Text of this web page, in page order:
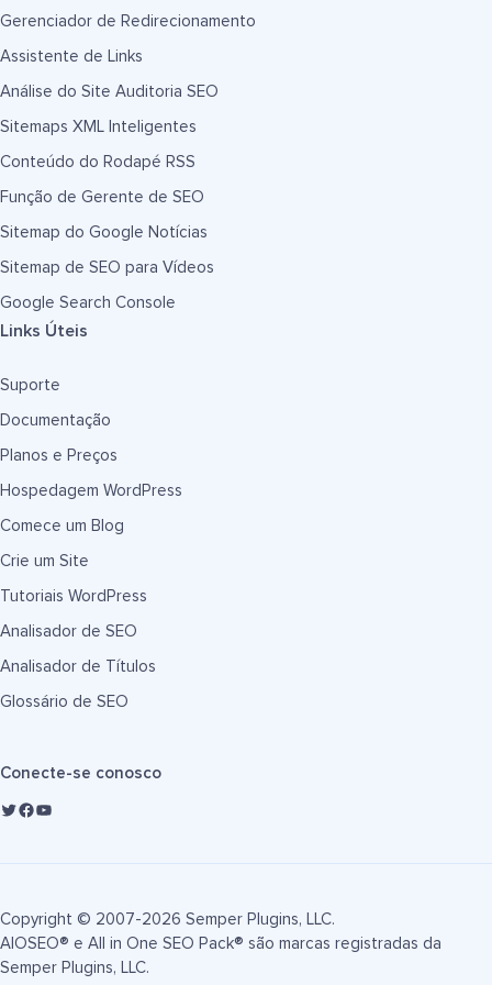
Gerenciador de Redirecionamento
Assistente de Links
Análise do Site Auditoria SEO
Sitemaps XML Inteligentes
Conteúdo do Rodapé RSS
Função de Gerente de SEO
Sitemap do Google Notícias
Sitemap de SEO para Vídeos
Google Search Console
Links Úteis
Suporte
Documentação
Planos e Preços
Hospedagem WordPress
Comece um Blog
Crie um Site
Tutoriais WordPress
Analisador de SEO
Analisador de Títulos
Glossário de SEO
Conecte-se conosco
Copyright © 2007-2026 Semper Plugins, LLC.
AIOSEO® e All in One SEO Pack® são marcas registradas da
Semper Plugins, LLC.